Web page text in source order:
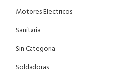
Motores Electricos
Sanitaria
Sin Categoria